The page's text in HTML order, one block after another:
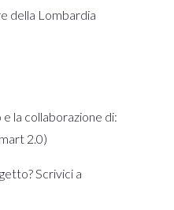
della Lombardia
la collaborazione di:
2.0)
Scrivici a